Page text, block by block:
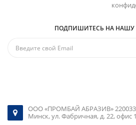
ПОДПИШИТЕСЬ НА НАШУ
ООО «ПРОМБАЙ АБРАЗИВ» 220033,
Минск, ул. Фабричная, д. 22, офис